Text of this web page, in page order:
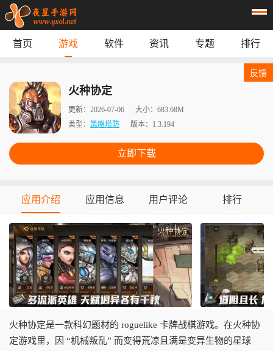
专题 榜单
首页 游戏 软件 资讯 专题 排行
火种协定
更新： 2026-07-06 大小： 683.68M
类型： 策略塔防 版本： 1.3.194
立即下载
反馈
应用介绍 应用信息 用户评论 排行
火种协定是一款科幻题材的 roguelike 卡牌战棋游戏。在火种协
定游戏里，因 “机械叛乱” 而变得荒凉且满是变异生物的星球